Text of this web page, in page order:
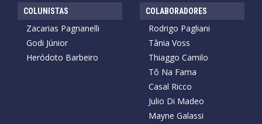
COLUNISTAS
Zacarias Pagnanelli
Godi Júnior
Heródoto Barbeiro
COLABORADORES
Rodrigo Pagliani
Tânia Voss
Thiaggo Camilo
Tô Na Fama
Casal Ricco
Julio Di Madeo
Mayne Galassi